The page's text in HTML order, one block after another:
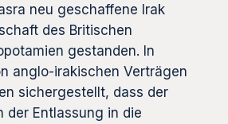
neu geschaffene Irak
des Britischen
gestanden. In
anglo-irakischen Verträgen
sichergestellt, dass der
der Entlassung in die